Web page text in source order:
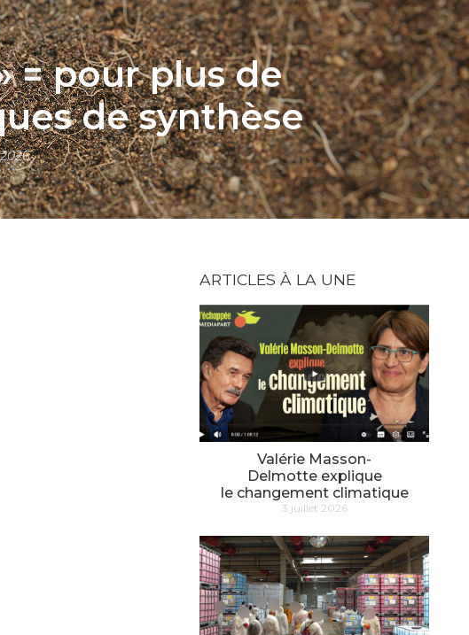
= pour plus de
de synthèse
ARTICLES À LA UNE
Valérie Masson-
Delmotte explique
le changement climatique
3 juillet 2026